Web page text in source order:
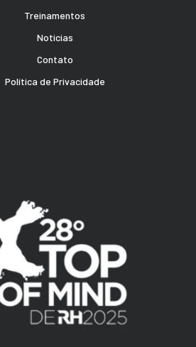
Treinamentos
Noticias
Contato
Política de Privacidade